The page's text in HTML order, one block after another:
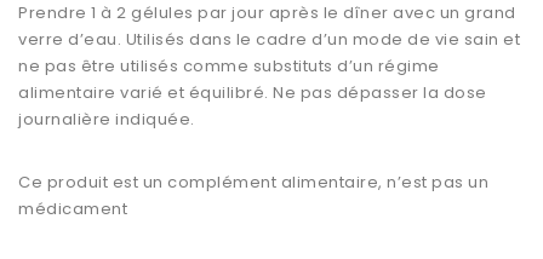
Prendre 1 à 2 gélules par jour après le dîner avec un grand
verre d’eau. Utilisés dans le cadre d’un mode de vie sain et
ne pas être utilisés comme substituts d’un régime
alimentaire varié et équilibré. Ne pas dépasser la dose
journalière indiquée.
Ce produit est un complément alimentaire, n’est pas un
médicament